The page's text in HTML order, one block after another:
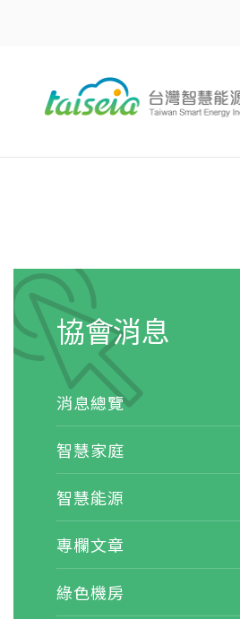
協會消息
消息總覽
智慧家庭
智慧能源
專欄文章
綠色機房